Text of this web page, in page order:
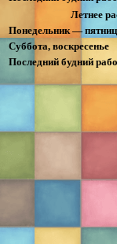
Летнее
Понедельник —
Суббота, воскресенье
Последний будний